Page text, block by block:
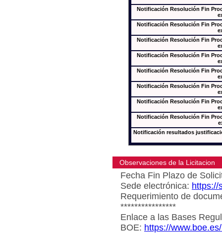
Notificación Resolución Fin
Notificación Resolución Fin
Notificación Resolución Fin
Notificación Resolución Fin
Notificación Resolución Fin
Notificación Resolución Fin
Notificación Resolución Fin
Notificación Resolución Fin
Notificación resultados
Observaciones de la Licitacion
Fecha Fin Plazo de
Sede electrónica: https://
Requerimiento de
****************
Enlace a las Bases
BOE: https://